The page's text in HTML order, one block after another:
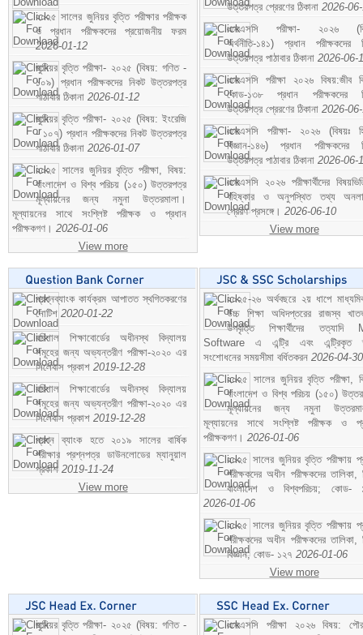
২০২৫ সালের জুনিয়র বৃত্তি পরীক্ষার পরীক্ষক
ও প্রধান পরীক্ষকদের প্রয়োজনীয় ফরম
2026-01-12
জুনিয়র বৃত্তি পরীক্ষা- ২০২৫ (বিষয়: গণিত -
১০৯) প্রধান পরীক্ষকদের নিকট উত্তরপত্র
পাঠাবার ঠিকানা 2026-01-12
জুনিয়র বৃত্তি পরীক্ষা- ২০২৫ (বিষয়: ইংরেজি
- ১০৭) প্রধান পরীক্ষকদের নিকট উত্তরপত্র
পাঠাবার ঠিকানা 2026-01-07
২০২৫ সালের জুনিয়র বৃত্তি পরীক্ষা, বিষয়:
বাংলাদেশ ও বিশ্ব পরিচয় (১৫০) উত্তরপত্র
মূল্যায়নের জন্য নমুনা উত্তরমালা।
মূল্যায়নের সাথে সংশ্লিষ্ট পরীক্ষক ও প্রধান
পরীক্ষকগণ। 2026-01-06
View more
উত্তরপত্র প্রেরণের ঠিকানা 2026-
এসএসসি পরীক্ষা- ২০২৬
অর্থনীতি-১৪১) প্রধান পরীক্ষকদের
উত্তরপত্র পাঠাবার ঠিকানা 2026-06-
এসএসসি পরীক্ষা ২০২৬ বিষয়:জীব
কোড-১৩৮ প্রধান পরীক্ষকদের
উত্তরপত্র প্রেরণের ঠিকানা 2026-
এসএসসি পরীক্ষা- ২০২৬ (বিষয়ঃ
বিজ্ঞান-১৪৬) প্রধান পরীক্ষকদের
উত্তরপত্র পাঠাবার ঠিকানা 2026-06-
এসএসসি ২০২৬ পরীক্ষার্থীদের
বহিষ্কার ও অনুপস্থিত তথ্য
প্রেরণ প্রসঙ্গে। 2026-06-10
View more
প্রশ্নব্যাংক কার্যক্রম আপাতত স্থগিতকরণের
নোটিশ 2020-01-22
বরিশাল শিক্ষাবোর্ডের অধীনস্থ বিদ্যালয়
সমূহের জন্য অভ্যন্তরীণ পরীক্ষা-২০২০ এর
সিলেবাস প্রকাশ 2019-12-28
বরিশাল শিক্ষাবোর্ডের অধীনস্থ বিদ্যালয়
সমূহের জন্য অভ্যন্তরীণ পরীক্ষা-২০২০ এর
সিলেবাস প্রকাশ 2019-12-28
প্রশ্ন ব্যাংক হতে ২০১৯ সালের বার্ষিক
পরীক্ষার প্রশ্নপত্র ডাউনলোডের ম্যানুয়াল
প্রকাশ 2019-11-24
View more
২০২৫-২৬ অর্থবছরে ২য় ধাপে
উচ্চ শিক্ষা অধিদপ্তরের রাজস্ব
উপবৃত্তি শিক্ষার্থীদের তত্যাদি
Software এ এন্ট্রি এবং এন্ট্রিকৃত
সংশোধনের সময়সীমা বর্ধিতকরন 2026-04-30
২০২৫ সালের জুনিয়র বৃত্তি পরীক্ষা,
বাংলাদেশ ও বিশ্ব পরিচয় (১৫০)
মূল্যায়নের জন্য নমুনা
মূল্যায়নের সাথে সংশ্লিষ্ট পরীক্ষক ও
পরীক্ষকগণ। 2026-01-06
২০২৫ সালের জুনিয়র বৃত্তি পরীক্ষায়
পরীক্ষকদের অধীন পরীক্ষকদের তালিকা,
বাংলাদেশ ও বিশ্বপরিচয়; কোড-
2026-01-06
২০২৫ সালের জুনিয়র বৃত্তি পরীক্ষায়
পরীক্ষকদের অধীন পরীক্ষকদের তালিকা,
বিজ্ঞান; কোড- ১২৭ 2026-01-06
View more
জুনিয়র বৃত্তি পরীক্ষা- ২০২৫ (বিষয়: গণিত -
এসএসসি পরীক্ষা ২০২৬ বিষয়: